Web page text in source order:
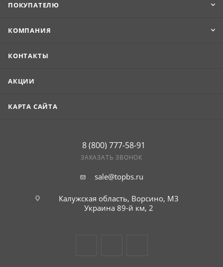
ПОКУПАТЕЛЮ
КОМПАНИЯ
КОНТАКТЫ
АКЦИИ
КАРТА САЙТА
8 (800) 777-58-91
ЗАКАЗАТЬ ЗВОНОК
sale@topbs.ru
Калужская область, Ворсино, М3
Украина 89-й км, 2